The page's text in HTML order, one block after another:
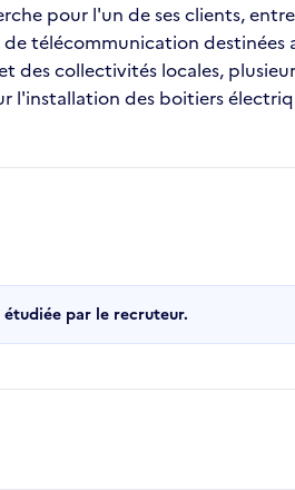
pour l'un de ses clients,
télécommunication destinées
collectivités locales,
des boitiers
par le recruteur.